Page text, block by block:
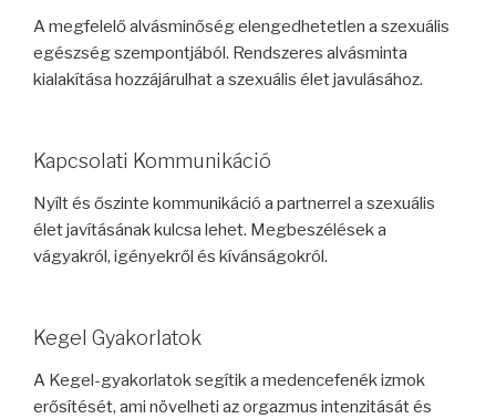
A megfelelő alvásminőség elengedhetetlen a szexuális
egészség szempontjából. Rendszeres alvásminta
kialakítása hozzájárulhat a szexuális élet javulásához.
Kapcsolati Kommunikáció
Nyílt és őszinte kommunikáció a partnerrel a szexuális
élet javításának kulcsa lehet. Megbeszélések a
vágyakról, igényekről és kívánságokról.
Kegel Gyakorlatok
A Kegel-gyakorlatok segítik a medencefenék izmok
erősítését, ami növelheti az orgazmus intenzitását és